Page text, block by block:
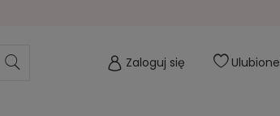
Zaloguj się Ulubione